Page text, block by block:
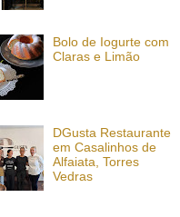
Bolo de Iogurte com
Claras e Limão
DGusta Restaurante
em Casalinhos de
Alfaiata, Torres
Vedras